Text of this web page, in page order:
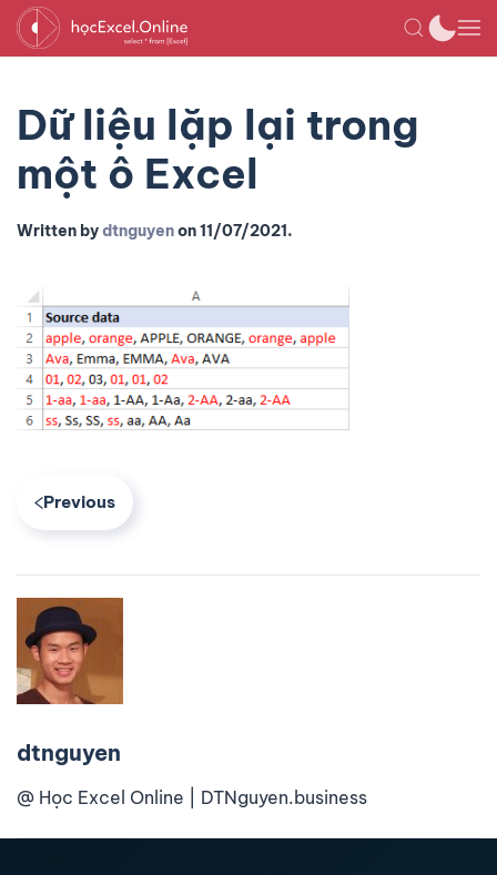
Dữ liệu lặp lại trong
một ô Excel
Written bydtnguyenon11/07/2021.
Previous
dtnguyen
@ Học Excel Online | DTNguyen.business